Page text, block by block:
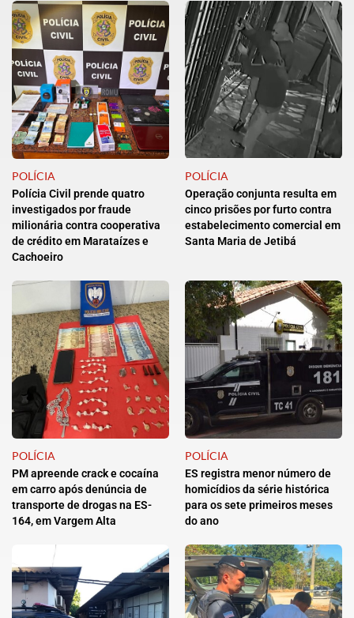
POLÍCIA
Polícia Civil prende quatro
investigados por fraude
milionária contra cooperativa
de crédito em Marataízes e
Cachoeiro
POLÍCIA
Operação conjunta resulta em
cinco prisões por furto contra
estabelecimento comercial em
Santa Maria de Jetibá
POLÍCIA
PM apreende crack e cocaína
em carro após denúncia de
transporte de drogas na ES-
164, em Vargem Alta
POLÍCIA
ES registra menor número de
homicídios da série histórica
para os sete primeiros meses
do ano